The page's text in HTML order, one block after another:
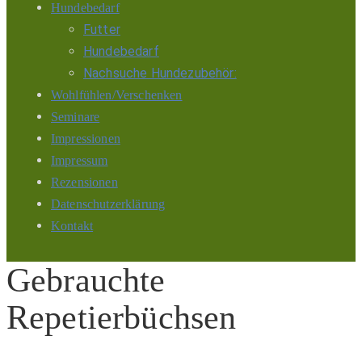
Hundebedarf
Futter
Hundebedarf
Nachsuche Hundezubehör:
Wohlfühlen/Verschenken
Seminare
Impressionen
Impressum
Rezensionen
Datenschutzerklärung
Kontakt
Gebrauchte
Repetierbüchsen